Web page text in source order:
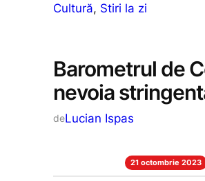
Cultură, Stiri la zi
Barometrul de
nevoia
deLucian Ispas
21 octombrie 2023